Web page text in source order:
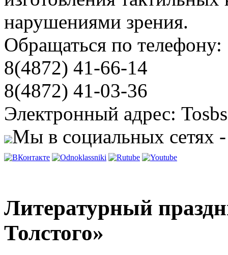
нарушениями зрения.
Обращаться по телефону:
8(4872) 41-66-14
8(4872) 41-03-36
Электронный адрес:
Мы в социальных сетях
Литературный
Толстого»